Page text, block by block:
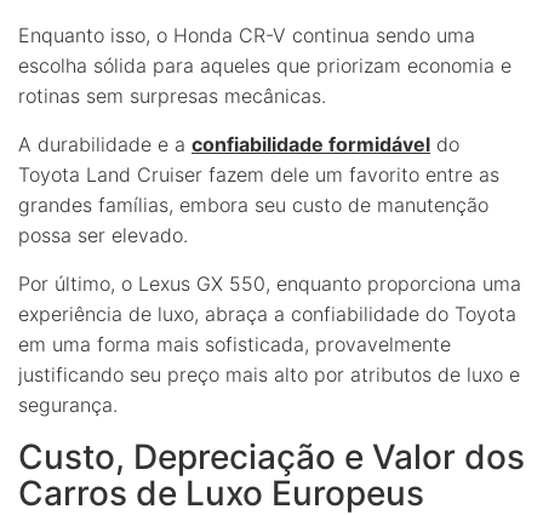
Enquanto isso, o Honda CR-V continua sendo uma
escolha sólida para aqueles que priorizam economia e
rotinas sem surpresas mecânicas.
A durabilidade e a confiabilidade formidável do
Toyota Land Cruiser fazem dele um favorito entre as
grandes famílias, embora seu custo de manutenção
possa ser elevado.
Por último, o Lexus GX 550, enquanto proporciona uma
experiência de luxo, abraça a confiabilidade do Toyota
em uma forma mais sofisticada, provavelmente
justificando seu preço mais alto por atributos de luxo e
segurança.
Custo, Depreciação e Valor dos
Carros de Luxo Europeus